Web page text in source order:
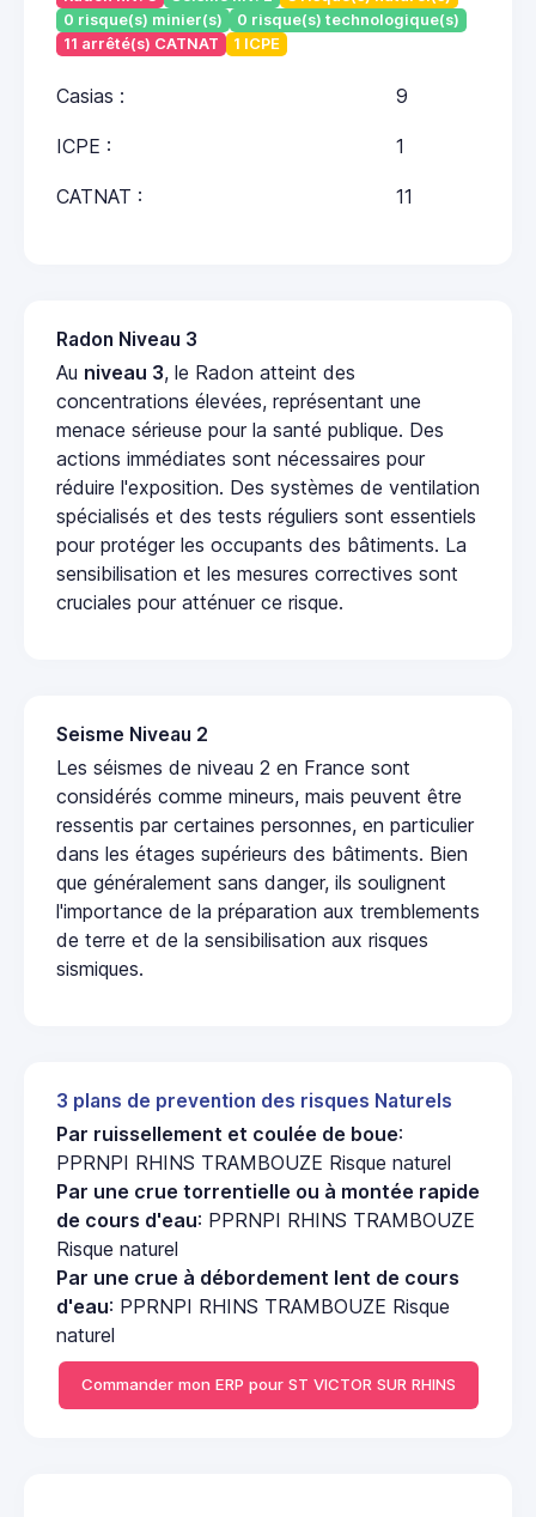
0 risque(s) minier(s)
0 risque(s) technologique(s)
11 arrêté(s) CATNAT
1 ICPE
Casias : 9
ICPE : 1
CATNAT : 11
Radon Niveau 3
Au niveau 3, le Radon atteint des
concentrations élevées, représentant une
menace sérieuse pour la santé publique. Des
actions immédiates sont nécessaires pour
réduire l'exposition. Des systèmes de ventilation
spécialisés et des tests réguliers sont essentiels
pour protéger les occupants des bâtiments. La
sensibilisation et les mesures correctives sont
cruciales pour atténuer ce risque.
Seisme Niveau 2
Les séismes de niveau 2 en France sont
considérés comme mineurs, mais peuvent être
ressentis par certaines personnes, en particulier
dans les étages supérieurs des bâtiments. Bien
que généralement sans danger, ils soulignent
l'importance de la préparation aux tremblements
de terre et de la sensibilisation aux risques
sismiques.
3 plans de prevention des risques Naturels
Par ruissellement et coulée de boue:
PPRNPI RHINS TRAMBOUZE Risque naturel
Par une crue torrentielle ou à montée rapide
de cours d'eau: PPRNPI RHINS TRAMBOUZE
Risque naturel
Par une crue à débordement lent de cours
d'eau: PPRNPI RHINS TRAMBOUZE Risque
naturel
Commander mon ERP pour ST VICTOR SUR RHINS